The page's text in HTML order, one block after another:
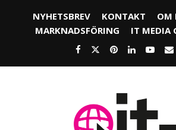
NYHETSBREV KONTAKT
OM
MARKNADSFÖRING
IT MEDIA